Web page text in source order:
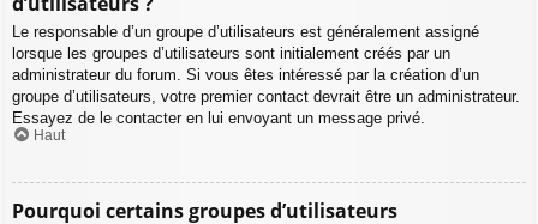
Le responsable d’un groupe d’utilisateurs est généralement assigné
lorsque les groupes d’utilisateurs sont initialement créés par un
administrateur du forum. Si vous êtes intéressé par la création d’un
groupe d’utilisateurs, votre premier contact devrait être un administrateur.
Essayez de le contacter en lui envoyant un message privé.
Haut
Pourquoi certains groupes d’utilisateurs